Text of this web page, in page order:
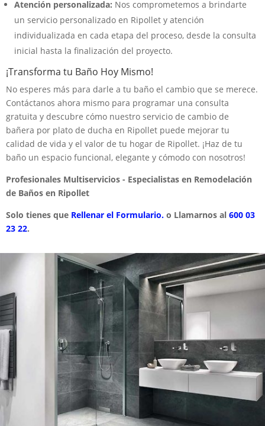
Atención personalizada: Nos comprometemos a brindarte
un servicio personalizado en Ripollet y atención
individualizada en cada etapa del proceso, desde la consulta
inicial hasta la finalización del proyecto.
¡Transforma tu Baño Hoy Mismo!
No esperes más para darle a tu baño el cambio que se merece.
Contáctanos ahora mismo para programar una consulta
gratuita y descubre cómo nuestro servicio de cambio de
bañera por plato de ducha en Ripollet puede mejorar tu
calidad de vida y el valor de tu hogar de Ripollet. ¡Haz de tu
baño un espacio funcional, elegante y cómodo con nosotros!
Profesionales Multiservicios - Especialistas en Remodelación
de Baños en Ripollet
Solo tienes que Rellenar el Formulario. o Llamarnos al 600 03
23 22.